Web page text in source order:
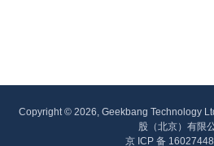
Copyright © 2026, Geekbang Technology
股（北京）有限
京 ICP 备